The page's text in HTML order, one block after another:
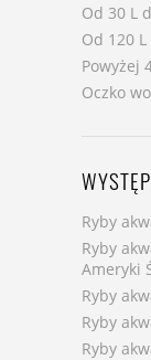
Od 30 L
Od 120
Powyżej
Oczko
Ryby
Ryby
Ameryki
Ryby
Ryby
Ryby